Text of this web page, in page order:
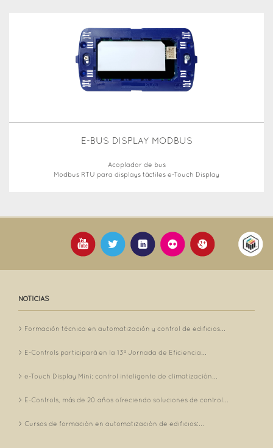
E-BUS DISPLAY MODBUS
Acoplador de bus
Modbus RTU para displays táctiles e-Touch Display
NOTICIAS
Formación técnica en automatización y control de edificios...
E-Controls participará en la 13ª Jornada de Eficiencia...
e-Touch Display Mini: control inteligente de climatización...
E-Controls, más de 20 años ofreciendo soluciones de control...
Cursos de formación en automatización de edificios:...